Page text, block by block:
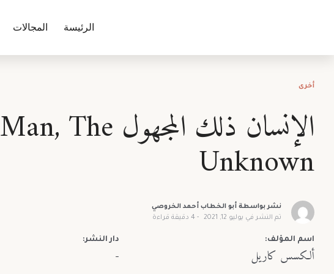
الرئيسة المجالات
أخرى
الإنسان ذلك المجهول Man, The
Unknown
نشر بواسطة أبو الخطاب أحمد الخروصي
تم النشر في يوليو 12, 2021 4دقيقة قراءة
اسم المؤلف:
ألكسس كاريل
دار النشر:
-